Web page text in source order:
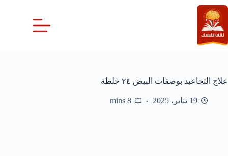
التجاوز
إلى
المحتوى
علاج التجاعيد بوصفات البيض ٢٤ خلطة
19 يناير، 2025 8 mins